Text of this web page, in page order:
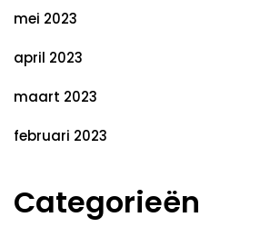
mei 2023
april 2023
maart 2023
februari 2023
Categorieën